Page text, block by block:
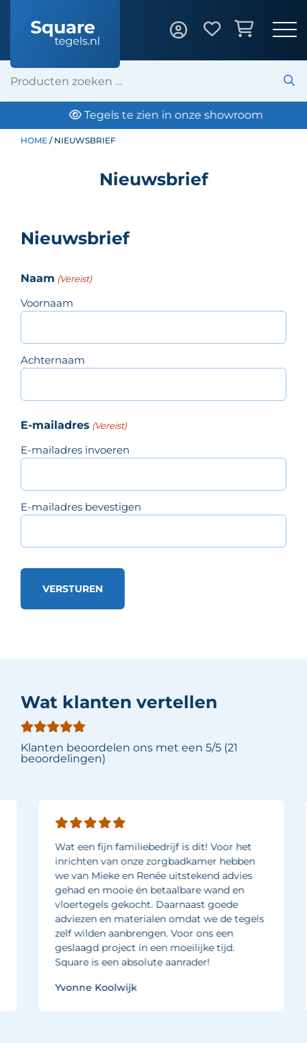
Tegels te zien in onze showroom
HOME / NIEUWSBRIEF
Nieuwsbrief
Nieuwsbrief
Naam (Vereist)
Voornaam
Achternaam
E-mailadres (Vereist)
E-mailadres invoeren
E-mailadres bevestigen
Wat klanten vertellen
Klanten beoordelen ons met een 5/5 (21
beoordelingen)
Wat een fijn familiebedrijf is dit! Voor het
inrichten van onze zorgbadkamer hebben
we van Mieke en Renée uitstekend advies
gehad en mooie én betaalbare wand en
vloertegels gekocht. Daarnaast goede
adviezen en materialen omdat we de tegels
zelf wilden aanbrengen. Voor ons een
geslaagd project in een moeilijke tijd.
Square is een absolute aanrader!
Yvonne Koolwijk